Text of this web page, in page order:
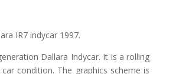
IR7 indycar 1997.
Dallara Indycar. It is a rolling
condition. The graphics scheme is